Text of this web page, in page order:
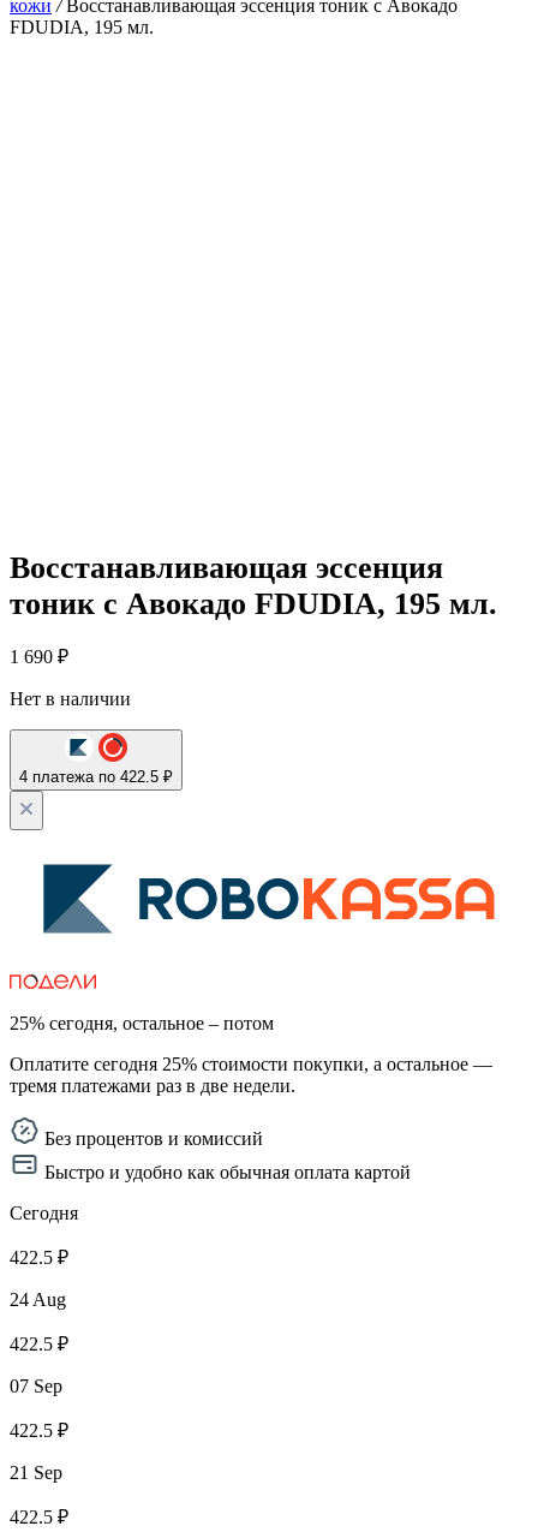
кожи / Восстанавливающая эссенция тоник с Авокадо
FDUDIA, 195 мл.
Восстанавливающая эссенция
тоник с Авокадо FDUDIA, 195 мл.
1 690 ₽
Нет в наличии
4 платежа по 422.5 ₽
25% сегодня, остальное – потом
Оплатите сегодня 25% стоимости покупки, а остальное —
тремя платежами раз в две недели.
Без процентов и комиссий
Быстро и удобно как обычная оплата картой
Сегодня
422.5 ₽
24 Aug
422.5 ₽
07 Sep
422.5 ₽
21 Sep
422.5 ₽